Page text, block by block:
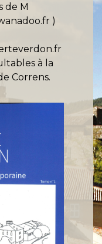
de M
)
à la
Correns.